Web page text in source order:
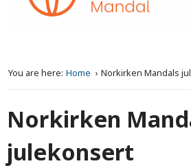
You are here: Home Norkirken Mandals
Norkirken
julekonsert